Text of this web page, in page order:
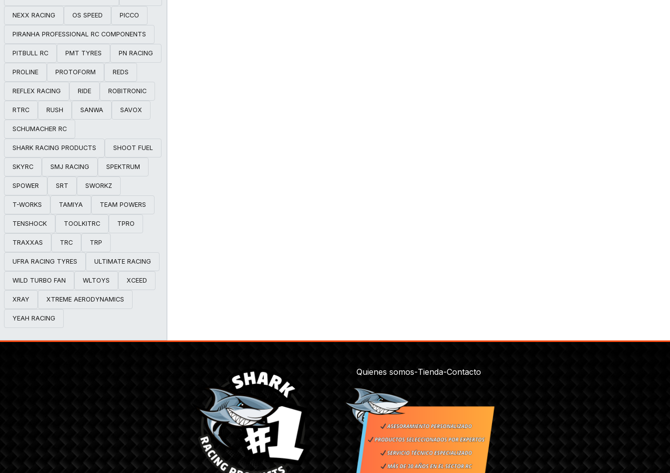
NEXX RACING OS SPEED PICCO
PIRANHA PROFESSIONAL RC COMPONENTS
PITBULL RC PMT TYRES PN RACING
PROLINE PROTOFORM REDS
REFLEX RACING RIDE ROBITRONIC
RTRC RUSH SANWA SAVOX
SCHUMACHER RC
SHARK RACING PRODUCTS SHOOT FUEL
SKYRC SMJ RACING SPEKTRUM
SPOWER SRT SWORKZ
T-WORKS TAMIYA TEAM POWERS
TENSHOCK TOOLKITRC TPRO
TRAXXAS TRC TRP
UFRA RACING TYRES ULTIMATE RACING
WILD TURBO FAN WLTOYS XCEED
XRAY XTREME AERODYNAMICS
YEAH RACING
Quienes somos-Tienda-Contacto